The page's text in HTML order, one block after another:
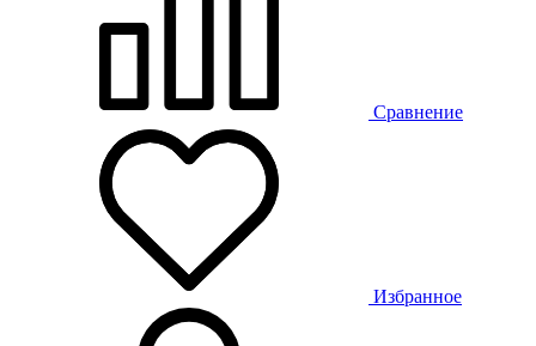
Сравнение
Избранное